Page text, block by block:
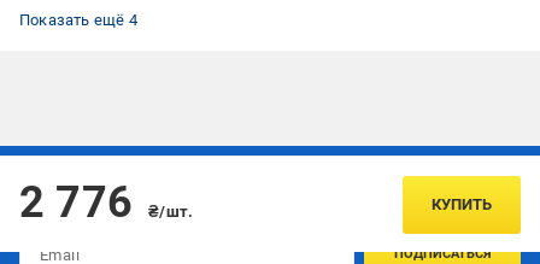
Коляски унисекс
Детские коляски с колесами ЭВА
Коляски без перекидной ручки
Зеленые коляски
Показать ещё 4
2 776 ₴/шт. КУПИТЬ
Подписывайтесь, чтобы узнавать первым об акцияx и
ПОДПИСАТЬСЯ